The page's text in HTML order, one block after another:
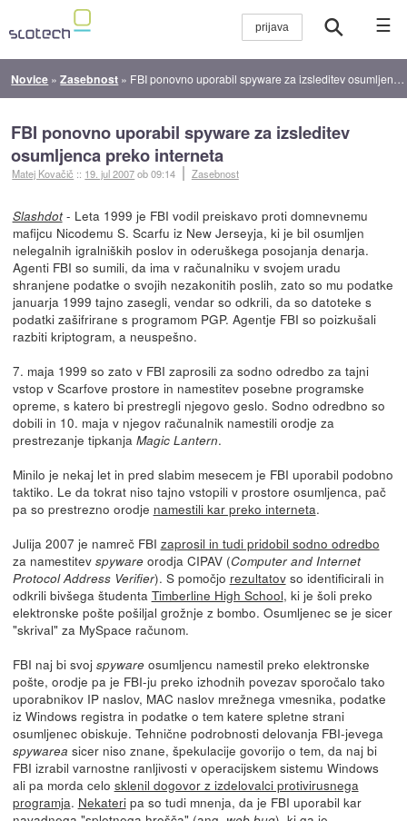
☰
Novice »Zasebnost » FBI ponovno uporabil spyware za izsleditev osumljenca preko interneta
FBI ponovno uporabil spyware za izsleditev
osumljenca preko interneta
Matej Kovačič :: 19. jul 2007ob 09:14 Zasebnost
Slashdot- Leta 1999 je FBI vodil preiskavo proti domnevnemu
mafijcu Nicodemu S. Scarfu iz New Jerseyja, ki je bil osumljen
nelegalnih igralniških poslov in oderuškega posojanja denarja.
Agenti FBI so sumili, da ima v računalniku v svojem uradu
shranjene podatke o svojih nezakonitih poslih, zato so mu podatke
januarja 1999 tajno zasegli, vendar so odkrili, da so datoteke s
podatki zašifrirane s programom PGP. Agentje FBI so poizkušali
razbiti kriptogram, a neuspešno.
7. maja 1999 so zato v FBI zaprosili za sodno odredbo za tajni
vstop v Scarfove prostore in namestitev posebne programske
opreme, s katero bi prestregli njegovo geslo. Sodno odredbno so
dobili in 10. maja v njegov računalnik namestili orodje za
prestrezanje tipkanja Magic Lantern.
Minilo je nekaj let in pred slabim mesecem je FBI uporabil podobno
taktiko. Le da tokrat niso tajno vstopili v prostore osumljenca, pač
pa so prestrezno orodje namestili kar preko interneta.
Julija 2007 je namreč FBI zaprosil in tudi pridobil sodno odredbo
za namestitev spywareorodja CIPAV (Computer and Internet
Protocol Address Verifier). S pomočjo rezultatovso identificirali in
odkrili bivšega študenta Timberline High School, ki je šoli preko
elektronske pošte pošiljal grožnje z bombo. Osumljenec se je sicer
"skrival" za MySpace računom.
FBI naj bi svoj spywareosumljencu namestil preko elektronske
pošte, orodje pa je FBI-ju preko izhodnih povezav sporočalo tako
uporabnikov IP naslov, MAC naslov mrežnega vmesnika, podatke
iz Windows registra in podatke o tem katere spletne strani
osumljenec obiskuje. Tehnične podrobnosti delovanja FBI-jevega
spywarea sicer niso znane, špekulacije govorijo o tem, da naj bi
FBI izrabil varnostne ranljivosti v operacijskem sistemu Windows
ali pa morda celo sklenil dogovor z izdelovalci protivirusnega
programja. Nekateripa so tudi mnenja, da je FBI uporabil kar